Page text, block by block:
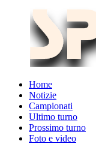
Home
Notizie
Campionati
Ultimo turno
Prossimo turno
Foto e video